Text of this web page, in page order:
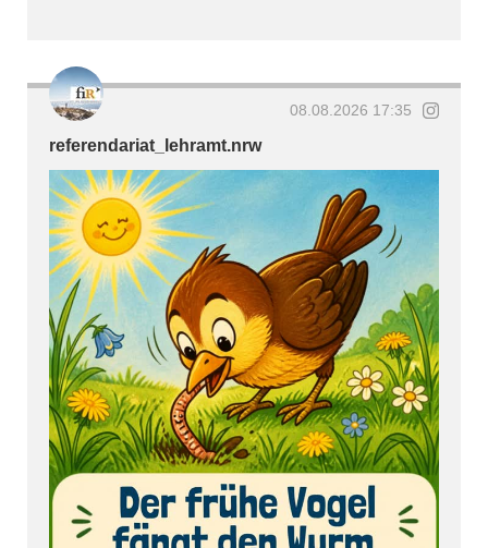
08.08.2026 17:35
referendariat_lehramt.nrw